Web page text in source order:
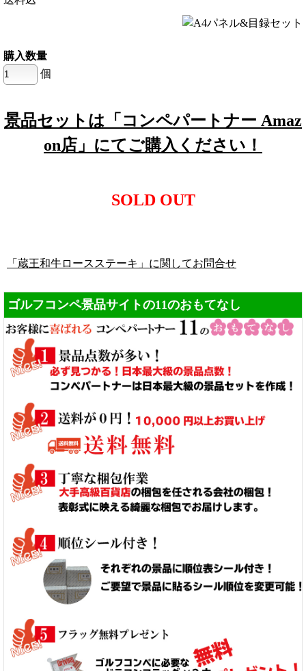
購入数量
個
景品セットは「コンペパートナー Amaz
on店」にてご購入ください！
SOLD OUT
「蔵王和牛ロースステーキ」に関してお問合せ
ゴルフコンペ景品サイトの11のおもてなし